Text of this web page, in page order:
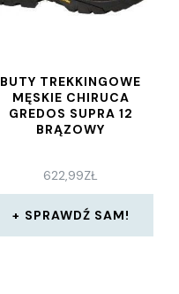
BUTY TREKKINGOWE
MĘSKIE CHIRUCA
GREDOS SUPRA 12
BRĄZOWY
622,99ZŁ
SPRAWDŹ SAM!